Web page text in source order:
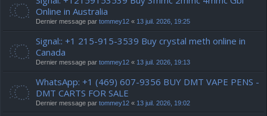
Online in Australia
Dernier message par tommey12 « 13 juil. 2026, 19:25
Signal:: +1 215-915-3539 Buy crystal meth online in
Canada
Dernier message par tommey12 « 13 juil. 2026, 19:13
WhatsApp: +1 (469) 607-9356 BUY DMT VAPE PENS -
DMT CARTS FOR SALE
Dernier message par tommey12 « 13 juil. 2026, 19:02